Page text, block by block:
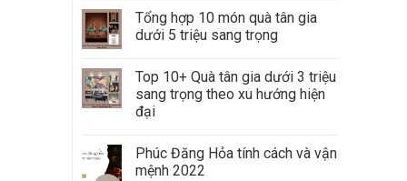
Tổng hợp 10 món quà tân gia
dưới 5 triệu sang trọng
Top 10+ Quà tân gia dưới 3 triệu
sang trọng theo xu hướng hiện
đại
Phúc Đăng Hỏa tính cách và vận
mệnh 2022